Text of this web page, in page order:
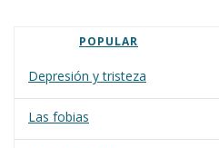
POPULAR
Depresión y tristeza
Las fobias